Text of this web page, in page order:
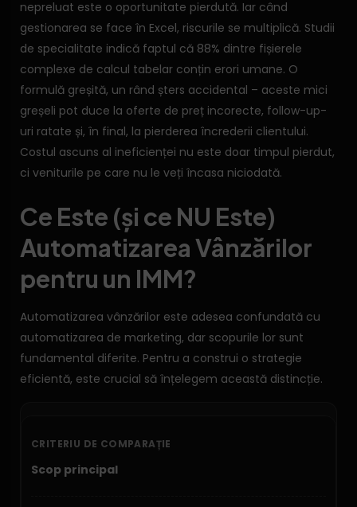
nepreluat este o oportunitate pierdută. Iar când
gestionarea se face în Excel, riscurile se multiplică. Studii
de specialitate indică faptul că 88% dintre fișierele
complexe de calcul tabelar conțin erori umane. O
formulă greșită, un rând șters accidental – aceste mici
greșeli pot duce la oferte de preț incorecte, follow-up-
uri ratate și, în final, la pierderea încrederii clientului.
Costul ascuns al ineficienței nu este doar timpul pierdut,
ci veniturile pe care nu le veți încasa niciodată.
Ce Este (și ce NU Este)
Automatizarea Vânzărilor
pentru un IMM?
Automatizarea vânzărilor este adesea confundată cu
automatizarea de marketing, dar scopurile lor sunt
fundamental diferite. Pentru a construi o strategie
eficientă, este crucial să înțelegem această distincție.
Scop principal